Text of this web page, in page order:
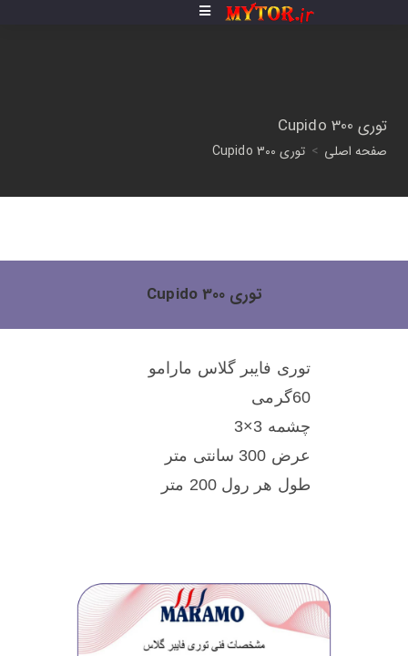
توری Cupido 300
صفحه اصلی > توری Cupido 300
توری Cupido 300
توری فایبر گلاس مارامو
60گرمی
چشمه 3×3
عرض 300 سانتی متر
طول هر رول 200 متر